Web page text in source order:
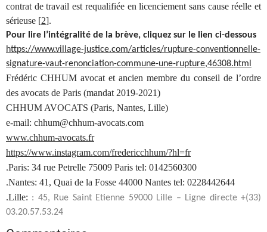
contrat de travail est requalifiée en licenciement sans cause réelle et
sérieuse [2].
Pour lire l’intégralité de la brève, cliquez sur le lien ci-dessous
https://www.village-justice.com/articles/rupture-conventionnelle-
signature-vaut-renonciation-commune-une-rupture,46308.html
Frédéric CHHUM avocat et ancien membre du conseil de l’ordre
des avocats de Paris (mandat 2019-2021)
CHHUM AVOCATS (Paris, Nantes, Lille)
e-mail: chhum@chhum-avocats.com
www.chhum-avocats.fr
https://www.instagram.com/fredericchhum/?hl=fr
.Paris: 34 rue Petrelle 75009 Paris tel: 0142560300
.Nantes: 41, Quai de la Fosse 44000 Nantes tel: 0228442644
.Lille: : 45, Rue Saint Etienne 59000 Lille – Ligne directe +(33)
03.20.57.53.24